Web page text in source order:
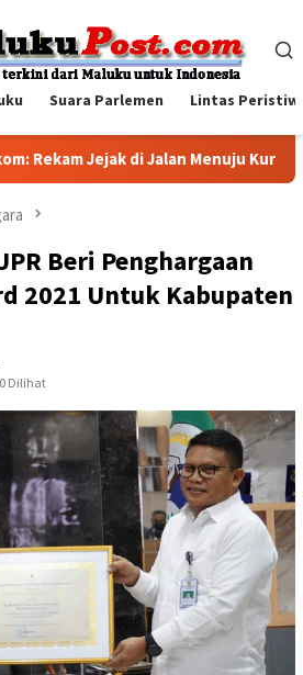
Suara Parlemen Lintas
Jejak di Jalan Menuju Kursi
Beri Penghargaan
2021 Untuk Kabupaten
Dilihat